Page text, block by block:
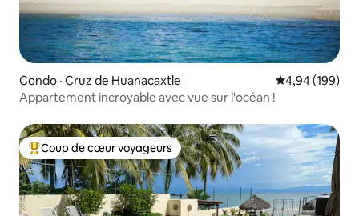
Condo · Cruz de Huanacaxtle Note
4,94 (199)
Appartement incroyable avec vue sur l'océan !
Coup de cœur voyageurs parmi les plus aimés
Coup de cœur voyageurs